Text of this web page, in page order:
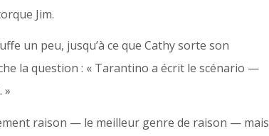
Jim.
un peu, jusqu’à ce que Cathy sorte son
la question : « Tarantino a écrit le scénario —
»
raison — le meilleur genre de raison — mais